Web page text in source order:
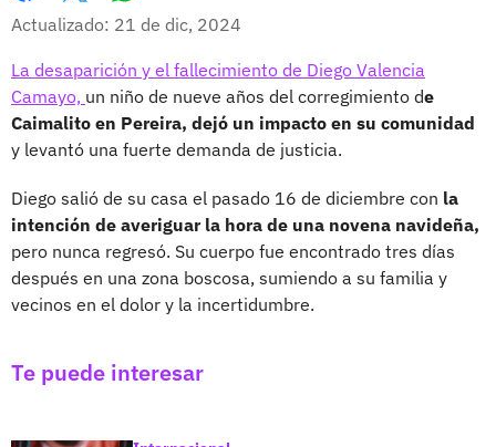
Facebook
X
Actualizado: 21 de dic, 2024
La desaparición y el fallecimiento de Diego Valencia
Camayo, un niño de nueve años del corregimiento de
Caimalito en Pereira, dejó un impacto en su comunidad
y levantó una fuerte demanda de justicia.
Diego salió de su casa el pasado 16 de diciembre con la
intención de averiguar la hora de una novena navideña,
pero nunca regresó. Su cuerpo fue encontrado tres días
después en una zona boscosa, sumiendo a su familia y
vecinos en el dolor y la incertidumbre.
Te puede interesar